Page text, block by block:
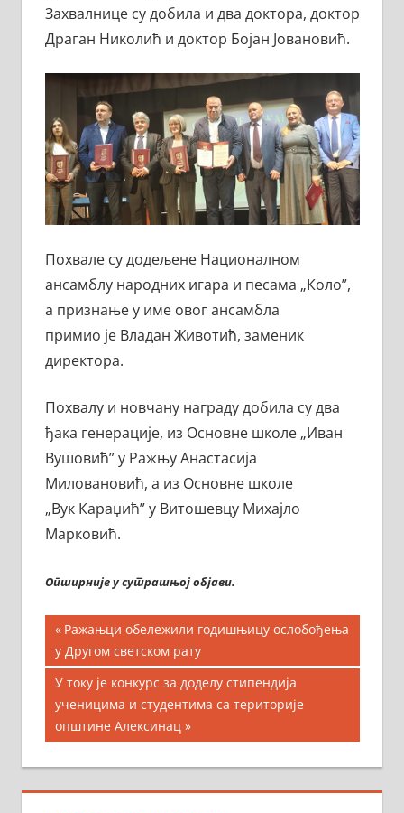
Захвалнице су добила и два доктора, доктор
Драган Николић и доктор Бојан Јовановић.
Похвале су додељене Националном
ансамблу народних игара и песама „Коло”,
а признање у име овог ансамбла
примио је Владан Животић, заменик
директора.
Похвалу и новчану награду добила су два
ђака генерације, из Основне школе „Иван
Вушовић” у Ражњу Анастасија
Миловановић, а из Основне школе
„Вук Караџић” у Витошевцу Михајло
Марковић.
Опширније у сутрашњој објави.
Кретање
чланка
Previous
Post:
Ражањци обележили годишњицу ослобођења
у Другом светском рату
Next
Post:
У току је конкурс за доделу стипендија
ученицима и студентима са територије
општине Алексинац